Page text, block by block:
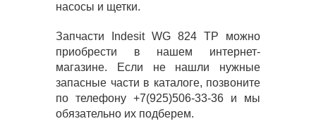
насосы и щетки.
Запчасти Indesit WG 824 TP можно
приобрести в нашем интернет-
магазине. Если не нашли нужные
запасные части в каталоге, позвоните
по телефону +7(925)506-33-36 и мы
обязательно их подберем.